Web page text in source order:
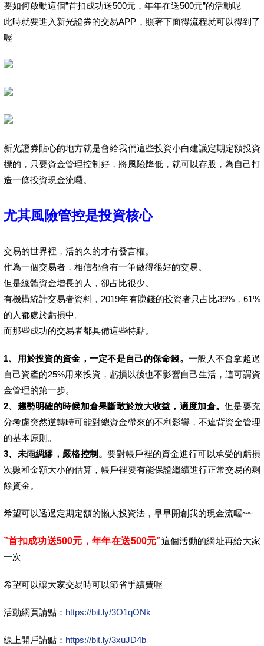
要如何啟動這個”首扣成功送500元，年年在送500元”的活動呢
此時就要進入新光證券的交易APP，照著下面得流程就可以得到了
喔
新光證券貼心的地方就是會給我們這些投資小白建議定期定額投資
標的，只要資金管理控制好，將風險降低，就可以存股，為自己打
造一條投資現金流囉。
尤其風險管控是投資核心
交易的世界裡，活的久的才有發言權。
作為一個交易者，相信都會有一筆做得很好的交易。
但是總體資金增長的人，卻占比很少。
有機構統計交易者資料，2019年有賺錢的投資者只占比39%，61%
的人都處於虧損中。
而那些成功的交易者都具備這些特點。
1、用於投資的資金，一定不是自己的保命錢。 一般人不會拿超過
自己資產的25%用來投資，虧損以後也不影響自己生活，這可謂資
金管理的第一步。
2、趨勢明確的時候加倉果斷敢於放大收益，適度加倉。但是要充
分考慮突然逆轉時可能對總資金帶來的不利影響，不違背資金管理
的基本原則。
3、未雨綢繆，嚴格控制。要對帳戶裡的資金進行可以承受的虧損
次數和金額大小的估算，帳戶裡要有能保證繼續進行正常交易的剩
餘資金。
希望可以透過定期定額的懶人投資法，早早開創我的現金流喔~~
”首扣成功送500元，年年在送500元”這個活動的網址再給大家
一次
希望可以讓大家交易時可以節省手續費喔
活動網頁請點： https://bit.ly/3O1qONk
線上開戶請點： https://bit.ly/3xuJD4b